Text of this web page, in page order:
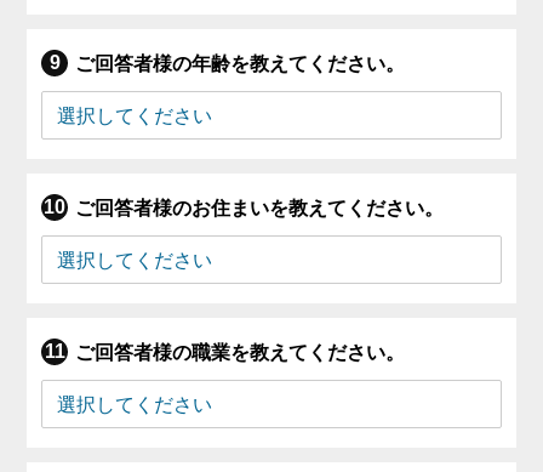
ご回答者様の年齢を教えてください。
ご回答者様のお住まいを教えてください。
ご回答者様の職業を教えてください。